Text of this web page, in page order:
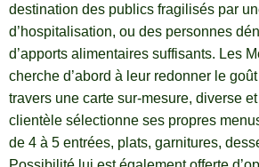
destination des publics fragilisés par
d’hospitalisation, ou des personnes
d’apports alimentaires suffisants. Les
cherche d’abord à leur redonner le
travers une carte sur-mesure, diverse
clientèle sélectionne ses propres
de 4 à 5 entrées, plats, garnitures,